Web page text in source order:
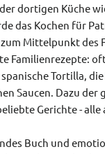
dortigen Küche
das Kochen für
Mittelpunkt des
Familienrezepte:
Tortilla,
Saucen. Dazu der
Gerichte -
Buch und